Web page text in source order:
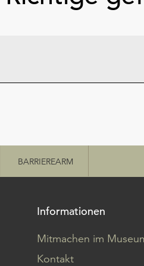
BARRIEREARM
Informationen
Mitmachen im
Kontakt